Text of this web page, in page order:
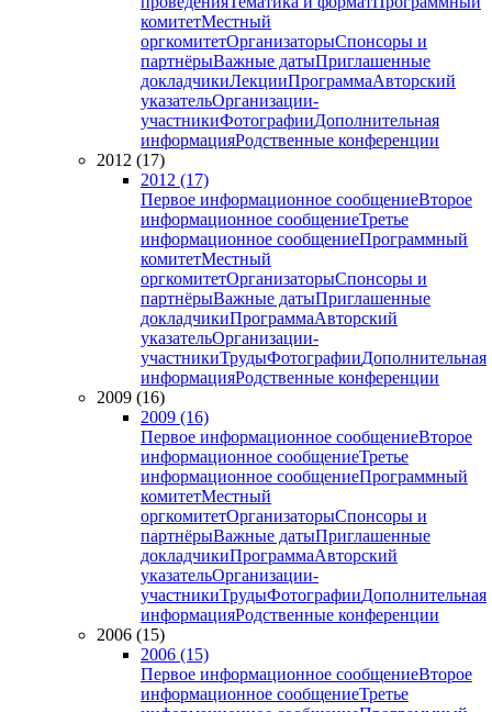
комитетМестный
оргкомитетОрганизаторыСпонсоры и
партнёрыВажные датыПриглашенные
докладчикиЛекцииПрограммаАвторский
указательОрганизации-
участникиФотографииДополнительная
информацияРодственные конференции
2012 (17)
2012 (17)
Первое информационное сообщениеВторое
информационное сообщениеТретье
информационное сообщениеПрограммный
комитетМестный
оргкомитетОрганизаторыСпонсоры и
партнёрыВажные датыПриглашенные
докладчикиПрограммаАвторский
указательОрганизации-
участникиТрудыФотографииДополнительная
информацияРодственные конференции
2009 (16)
2009 (16)
Первое информационное сообщениеВторое
информационное сообщениеТретье
информационное сообщениеПрограммный
комитетМестный
оргкомитетОрганизаторыСпонсоры и
партнёрыВажные датыПриглашенные
докладчикиПрограммаАвторский
указательОрганизации-
участникиТрудыФотографииДополнительная
информацияРодственные конференции
2006 (15)
2006 (15)
Первое информационное сообщениеВторое
информационное сообщениеТретье